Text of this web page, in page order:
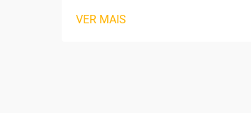
Madeira. Escassez de Mão de
VER MAIS